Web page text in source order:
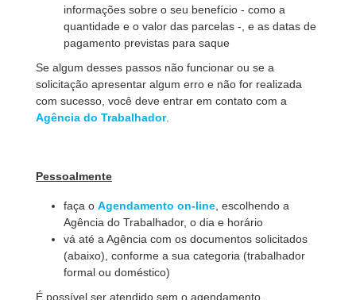
informações sobre o seu benefício - como a
quantidade e o valor das parcelas -, e as datas de
pagamento previstas para saque
Se algum desses passos não funcionar ou se a
solicitação apresentar algum erro e não for realizada
com sucesso, você deve entrar em contato com a
Agência do Trabalhador.
Pessoalmente
faça o Agendamento on-line , escolhendo a
Agência do Trabalhador, o dia e horário
vá até a Agência com os documentos solicitados
(abaixo), conforme a sua categoria (trabalhador
formal ou doméstico)
É possível ser atendido sem o agendamento,